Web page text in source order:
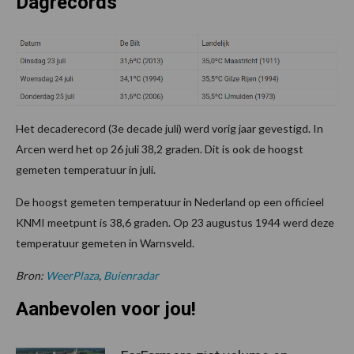
Het decaderecord (3e decade juli) werd vorig jaar gevestigd. In
Arcen werd het op 26 juli 38,2 graden. Dit is ook de hoogst
gemeten temperatuur in juli.
De hoogst gemeten temperatuur in Nederland op een officieel
KNMI meetpunt is 38,6 graden. Op 23 augustus 1944 werd deze
temperatuur gemeten in Warnsveld.
Bron: WeerPlaza, Buienradar
Aanbevolen voor jou!